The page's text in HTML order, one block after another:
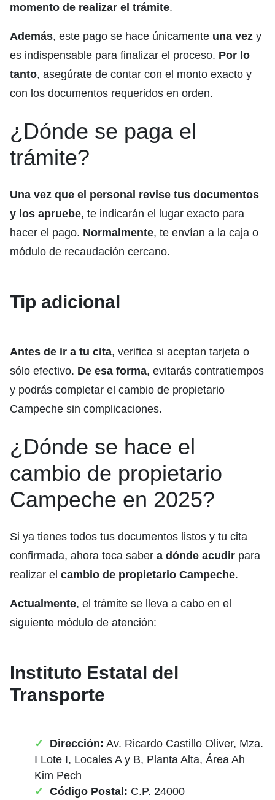
momento de realizar el trámite.
Además, este pago se hace únicamente una vez y
es indispensable para finalizar el proceso. Por lo
tanto, asegúrate de contar con el monto exacto y
con los documentos requeridos en orden.
¿Dónde se paga el
trámite?
Una vez que el personal revise tus documentos
y los apruebe, te indicarán el lugar exacto para
hacer el pago. Normalmente, te envían a la caja o
módulo de recaudación cercano.
Tip adicional
Antes de ir a tu cita, verifica si aceptan tarjeta o
sólo efectivo. De esa forma, evitarás contratiempos
y podrás completar el cambio de propietario
Campeche sin complicaciones.
¿Dónde se hace el
cambio de propietario
Campeche en 2025?
Si ya tienes todos tus documentos listos y tu cita
confirmada, ahora toca saber a dónde acudir para
realizar el cambio de propietario Campeche.
Actualmente, el trámite se lleva a cabo en el
siguiente módulo de atención:
Instituto Estatal del
Transporte
Dirección: Av. Ricardo Castillo Oliver, Mza.
I Lote I, Locales A y B, Planta Alta, Área Ah
Kim Pech
Código Postal: C.P. 24000